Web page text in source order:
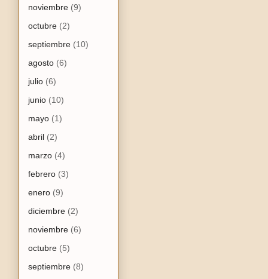
noviembre (9)
octubre (2)
septiembre (10)
agosto (6)
julio (6)
junio (10)
mayo (1)
abril (2)
marzo (4)
febrero (3)
enero (9)
diciembre (2)
noviembre (6)
octubre (5)
septiembre (8)